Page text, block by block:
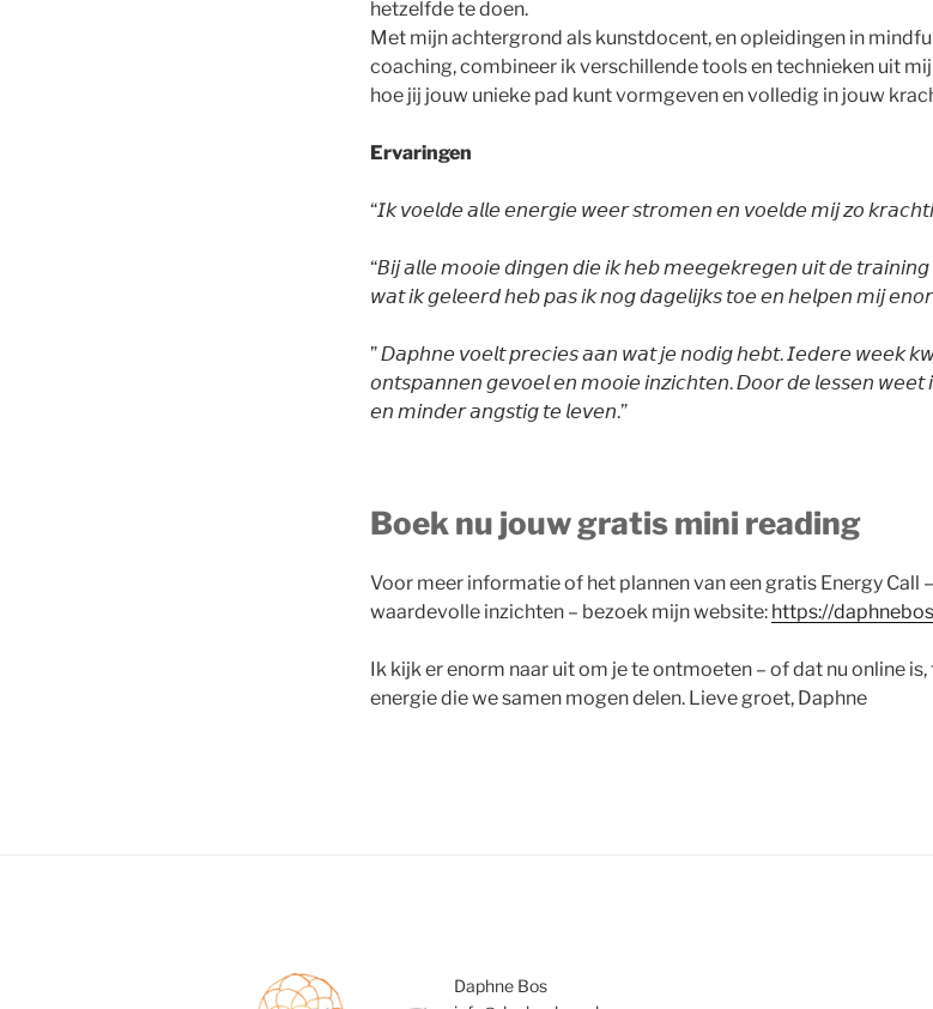
hetzelfde te doen.
Met mijn achtergrond als kunstdocent, en opleidingen in
coaching, combineer ik verschillende tools en technieken uit
hoe jij jouw unieke pad kunt vormgeven en volledig in jouw
Ervaringen
“𝘐𝘬 𝘷𝘰𝘦𝘭𝘥𝘦 𝘢𝘭𝘭𝘦 𝘦𝘯𝘦𝘳𝘨𝘪𝘦 𝘸𝘦𝘦𝘳 𝘴𝘵𝘳𝘰𝘮𝘦𝘯 𝘦𝘯 𝘷𝘰𝘦𝘭𝘥𝘦 𝘮𝘪𝘫 𝘻𝘰
“𝘉𝘪𝘫 𝘢𝘭𝘭𝘦 𝘮𝘰𝘰𝘪𝘦 𝘥𝘪𝘯𝘨𝘦𝘯 𝘥𝘪𝘦 𝘪𝘬 𝘩𝘦𝘣 𝘮𝘦𝘦𝘨𝘦𝘬𝘳𝘦𝘨𝘦𝘯 𝘶𝘪𝘵 𝘥𝘦
𝘸𝘢𝘵 𝘪𝘬 𝘨𝘦𝘭𝘦𝘦𝘳𝘥 𝘩𝘦𝘣 𝘱𝘢𝘴 𝘪𝘬 𝘯𝘰𝘨 𝘥𝘢𝘨𝘦𝘭𝘪𝘫𝘬𝘴 𝘵𝘰𝘦 𝘦𝘯 𝘩𝘦𝘭𝘱𝘦𝘯 𝘮𝘪𝘫
” 𝘋𝘢𝘱𝘩𝘯𝘦 𝘷𝘰𝘦𝘭𝘵 𝘱𝘳𝘦𝘤𝘪𝘦𝘴 𝘢𝘢𝘯 𝘸𝘢𝘵 𝘫𝘦 𝘯𝘰𝘥𝘪𝘨 𝘩𝘦𝘣𝘵. 𝘐𝘦𝘥𝘦𝘳𝘦 𝘸𝘦𝘦𝘬
𝘰𝘯𝘵𝘴𝘱𝘢𝘯𝘯𝘦𝘯 𝘨𝘦𝘷𝘰𝘦𝘭 𝘦𝘯 𝘮𝘰𝘰𝘪𝘦 𝘪𝘯𝘻𝘪𝘤𝘩𝘵𝘦𝘯. 𝘋𝘰𝘰𝘳 𝘥𝘦 𝘭𝘦𝘴𝘴𝘦𝘯 𝘸𝘦𝘦𝘵
𝘦𝘯 𝘮𝘪𝘯𝘥𝘦𝘳 𝘢𝘯𝘨𝘴𝘵𝘪𝘨 𝘵𝘦 𝘭𝘦𝘷𝘦𝘯.”
Boek nu jouw gratis mini reading
Voor meer informatie of het plannen van een gratis Energy Call
waardevolle inzichten – bezoek mijn website: https://
Ik kijk er enorm naar uit om je te ontmoeten – of dat nu online
energie die we samen mogen delen. Lieve groet, Daphne
Daphne Bos